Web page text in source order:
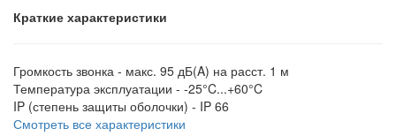
Краткие характеристики
Громкость звонка - макс. 95 дБ(A) на расст. 1 м
Температура эксплуатации - -25°C...+60°C
IP (степень защиты оболочки) - IP 66
Смотреть все характеристики